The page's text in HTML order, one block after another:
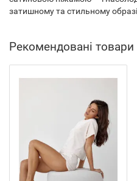
затишному та стильному
Рекомендовані товари